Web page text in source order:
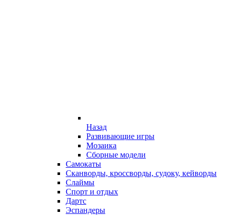
Назад
Развивающие игры
Мозаика
Сборные модели
Самокаты
Сканворды, кроссворды, судоку, кейворды
Слаймы
Спорт и отдых
Дартс
Эспандеры